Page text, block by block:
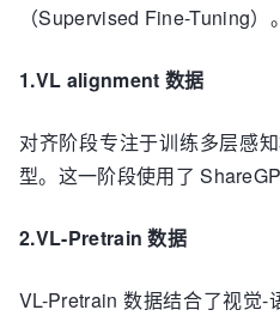
（Supervised Fine-Tuning）。
1.VL alignment 数据
对齐阶段专注于训练多层感
型。这一阶段使用了
2.VL-Pretrain 数据
VL-Pretrain 数据结合了视觉